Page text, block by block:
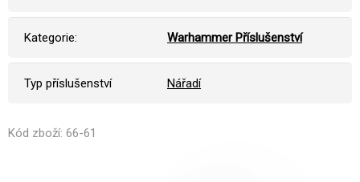
Kategorie: Warhammer Příslušenství
Typ příslušenství Nářadí
Kód zboží: 66-61